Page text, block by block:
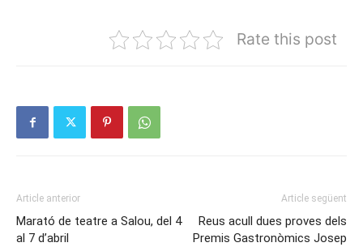
Rate this post
Article anterior
Marató de teatre a Salou, del 4
al 7 d’abril
Article següent
Reus acull dues proves dels
Premis Gastronòmics Josep